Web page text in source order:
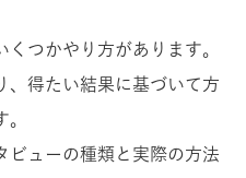
つかやり方があります。
、得たい結果に基づいて方
ビューの種類と実際の方法